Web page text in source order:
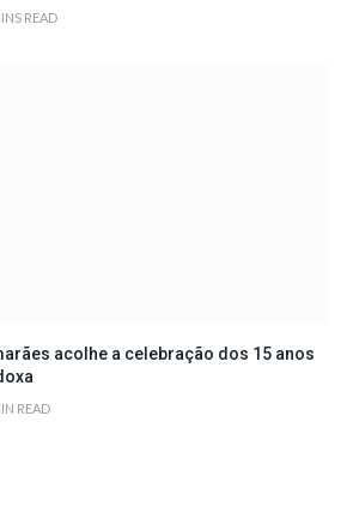
READ
acolhe a celebração dos 15 anos
READ